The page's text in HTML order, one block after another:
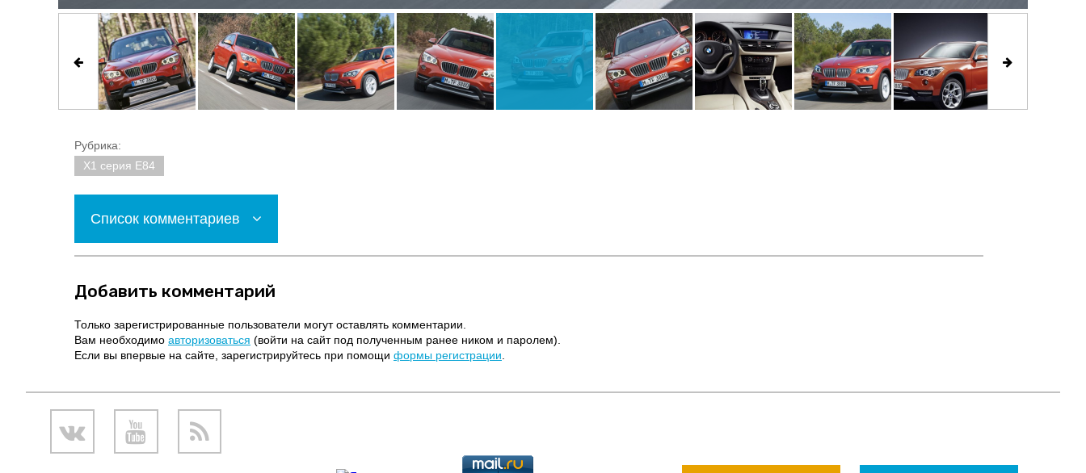
Рубрика:
X1 серия E84
Список комментариев
Добавить комментарий
Только зарегистрированные пользователи могут оставлять комментарии.
Вам необходимо авторизоваться (войти на сайт под полученным ранее ником и паролем).
Если вы впервые на сайте, зарегистрируйтесь при помощи формы регистрации